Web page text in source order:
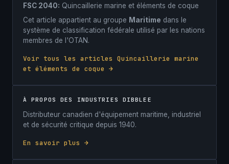
FSC 2040: Quincaillerie marine et éléments de coque
Cet article appartient au groupe Maritime dans le
système de classification fédérale utilisé par les nations
membres de l'OTAN.
Voir tous les articles Quincaillerie marine
et éléments de coque →
À PROPOS DES INDUSTRIES DIBBLEE
Distributeur canadien d'équipement maritime, industriel
et de sécurité critique depuis 1940.
En savoir plus →